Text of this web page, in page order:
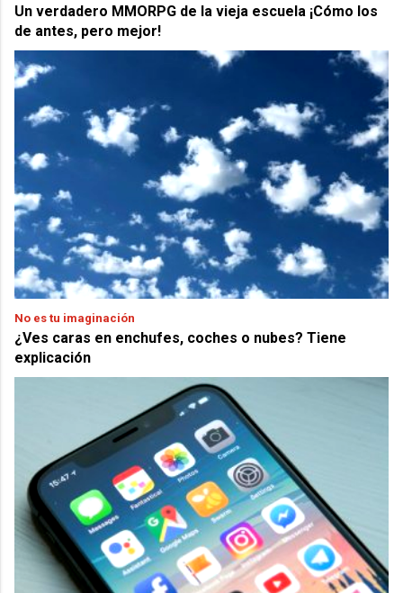
Un verdadero MMORPG de la vieja escuela ¡Cómo los
de antes, pero mejor!
No es tu imaginación
¿Ves caras en enchufes, coches o nubes? Tiene
explicación